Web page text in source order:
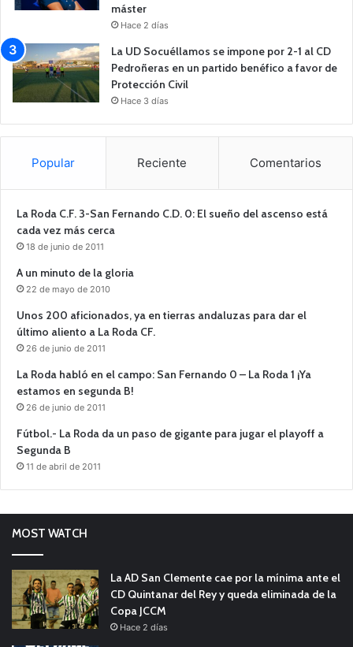
máster
Hace 2 días
La UD Socuéllamos se impone por 2-1 al CD
Pedroñeras en un partido benéfico a favor de
Protección Civil
Hace 3 días
Popular Reciente Comentarios
La Roda C.F. 3-San Fernando C.D. 0: El sueño del ascenso está
cada vez más cerca
18 de junio de 2011
A un minuto de la gloria
22 de mayo de 2010
Unos 200 aficionados, ya en tierras andaluzas para dar el
último aliento a La Roda CF.
26 de junio de 2011
La Roda habló en el campo: San Fernando 0 – La Roda 1 ¡Ya
estamos en segunda B!
26 de junio de 2011
Fútbol.- La Roda da un paso de gigante para jugar el playoff a
Segunda B
11 de abril de 2011
MOST WATCH
La AD San Clemente cae por la mínima ante el
CD Quintanar del Rey y queda eliminada de la
Copa JCCM
Hace 2 días